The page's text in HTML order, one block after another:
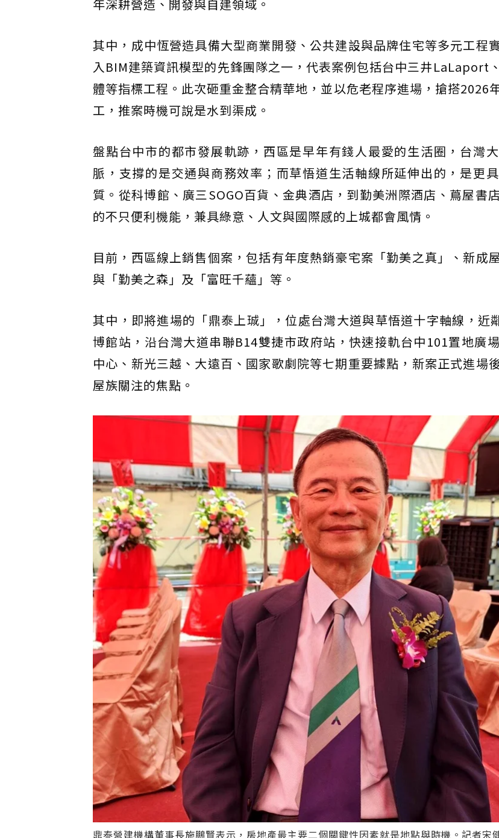
年深耕營造、開發與自建領域。
其中，成中恆營造具備大型商業開發、公共建設與品牌住宅等多元工程
入BIM建築資訊模型的先鋒團隊之一，代表案例包括台中三井LaLaport
體等指標工程。此次砸重金整合精華地，並以危老程序進場，搶搭2026
工，推案時機可說是水到渠成。
盤點台中市的都市發展軌跡，西區是早年有錢人最愛的生活圈，台灣
脈，支撐的是交通與商務效率；而草悟道生活軸線所延伸出的，是更
質。從科博館、廣三SOGO百貨、金典酒店，到勤美洲際酒店、蔦屋書
的不只便利機能，兼具綠意、人文與國際感的上城都會風情。
目前，西區線上銷售個案，包括有年度熱銷豪宅案「勤美之真」、新成
與「勤美之森」及「富旺千蘊」等。
其中，即將進場的「鼎泰上珹」，位處台灣大道與草悟道十字軸線，近
博館站，沿台灣大道串聯B14雙捷市政府站，快速接軌台中101置地廣
中心、新光三越、大遠百、國家歌劇院等七期重要據點，新案正式進場
屋族關注的焦點。
鼎泰營建機構董事長施鵬賢表示，房地產最主要二個關鍵性因素就是地點與時機。記者宋